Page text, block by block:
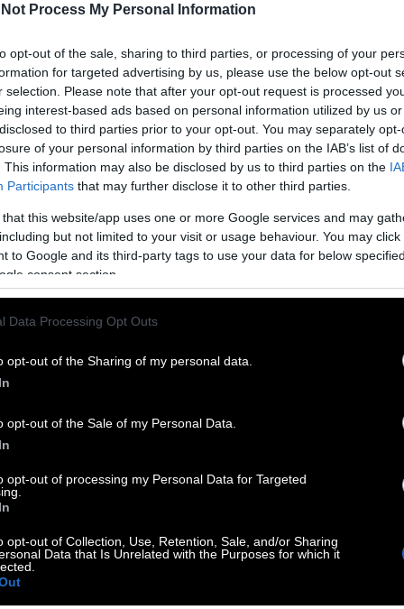
Not Process My Personal Information
opt-out of the sale, sharing to third parties, or processing of your
for targeted advertising by us, please use the below opt-out
selection. Please note that after your opt-out request is processed
interest-based ads based on personal information utilized by us
to third parties prior to your opt-out. You may separately
of your personal information by third parties on the IAB’s list of
This information may also be disclosed by us to third parties on the
Participants that may further disclose it to other third parties.
that this website/app uses one or more Google services and may
but not limited to your visit or usage behaviour. You may
to Google and its third-party tags to use your data for below
consent section.
Data Processing Opt Outs
opt-out of the Sharing of my personal data.
opt-out of the Sale of my Personal Data.
opt-out of processing my Personal Data for Targeted
opt-out of Collection, Use, Retention, Sale, and/or Sharing
Data that Is Unrelated with the Purposes for which it
αλλά στοιχείο ταυτότητας για το
δόση αυτοπεποίθησης. Η γραμμή «κρατάμε
«καλά κάναμε και κόψαμε κάθε επαφή και
προηγούμενων μηνών μοιάζουν μακρινή
ΑθηναίωνΧάρης Δούκαςέβλεπε κάτι
υπόνοια συνεργασίας με τη ΝΔ, είναι
μέχρι και εμμονικό τον είπαν… Ωστόσο, η
καθαρές γραμμές, χωρίς «ναι μεν,
–όπως λένε– είναι σχεδόν τα πάντα.
Η κατάσταση παραμένει ρευστή και οι
σε δύσκολες εξηγήσεις, είναι ήδη ένα
κερδίζει πόντους…
Δούκας είχε δίκιο εξαρχής;